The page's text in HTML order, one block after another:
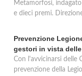
piazza
Metamorfosi,
e dieci premi.
Prevenzione
gestori in vista
Con l'avvicinarsi delle
prevenzione della